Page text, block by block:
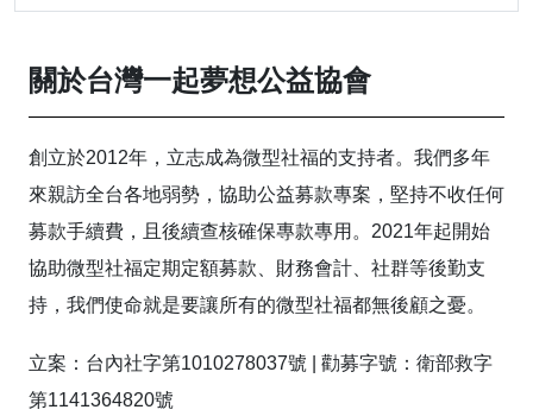
關於台灣一起夢想公益協會
創立於2012年，立志成為微型社福的支持者。我們多年
來親訪全台各地弱勢，協助公益募款專案，堅持不收任何
募款手續費，且後續查核確保專款專用。 2021年起開始
協助微型社福定期定額募款、財務會計、社群等後勤支
持，我們使命就是要讓所有的微型社福都無後顧之憂。
立案：台內社字第1010278037號
勸募字號：衛部救字
第1141364820號